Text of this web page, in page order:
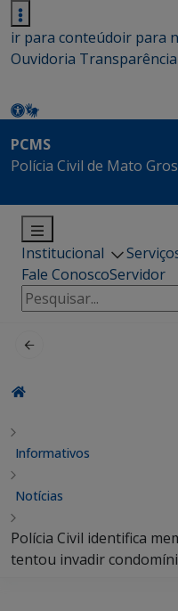
ir para conteúdoir para
Ouvidoria Transparência
PCMS
Polícia Civil de Mato
Institucional
Fale ConoscoServidor
Pesquisar
por:
Informativos
Notícias
Polícia Civil identifica
tentou invadir